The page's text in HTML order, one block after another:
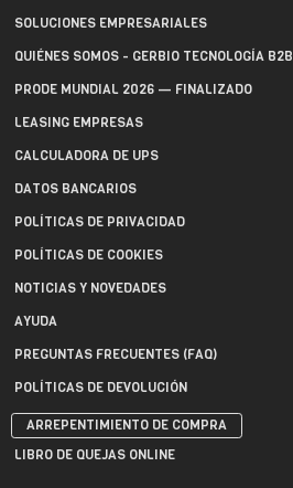
SOLUCIONES EMPRESARIALES
QUIÉNES SOMOS - GERBIO TECNOLOGÍA B2B
PRODE MUNDIAL 2026 — FINALIZADO
LEASING EMPRESAS
CALCULADORA DE UPS
DATOS BANCARIOS
POLÍTICAS DE PRIVACIDAD
POLÍTICAS DE COOKIES
NOTICIAS Y NOVEDADES
AYUDA
PREGUNTAS FRECUENTES (FAQ)
POLÍTICAS DE DEVOLUCIÓN
ARREPENTIMIENTO DE COMPRA
LIBRO DE QUEJAS ONLINE